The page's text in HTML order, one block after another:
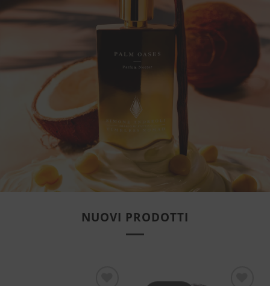
NUOVI PRODOTTI